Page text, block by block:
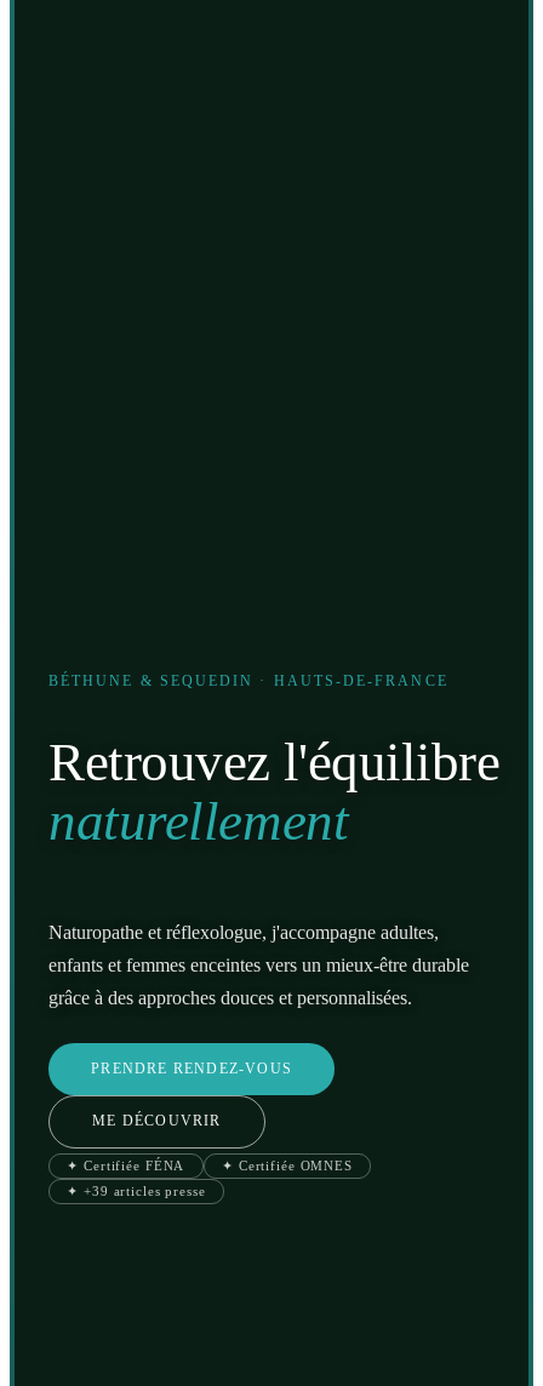
BÉTHUNE & SEQUEDIN · HAUTS-DE-FRANCE
Retrouvez l'équilibre
naturellement
Naturopathe et réflexologue, j'accompagne adultes,
enfants et femmes enceintes vers un mieux-être durable
grâce à des approches douces et personnalisées.
PRENDRE RENDEZ-VOUS
ME DÉCOUVRIR
✦ Certifiée FÉNA
✦ Certifiée OMNES
✦ +39 articles presse